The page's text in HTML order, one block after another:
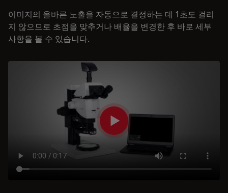
이미지의 올바른 노출을 자동으로 결정하는 데 1초도 걸리
지 않으므로 초점을 맞추거나 배율을 변경한 후 바로 세부
사항을 볼 수 있습니다.